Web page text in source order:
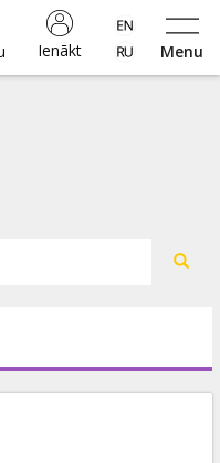
Menu
Ienākt